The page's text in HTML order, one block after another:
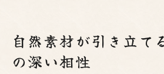
自然素材が引き立て
の深い相性